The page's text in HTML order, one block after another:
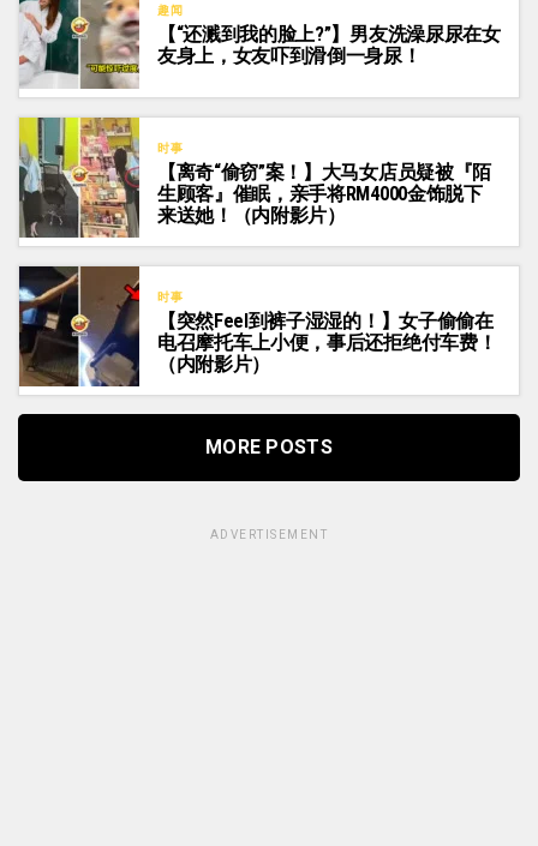
趣闻
【“还溅到我的脸上?”】男友洗澡尿尿在女
友身上，女友吓到滑倒一身尿！
时事
【离奇“偷窃”案！】大马女店员疑被『陌
生顾客』催眠，亲手将RM4000金饰脱下
来送她！（内附影片）
时事
【突然Feel到裤子湿湿的！】女子偷偷在
电召摩托车上小便，事后还拒绝付车费！
（内附影片）
MORE POSTS
ADVERTISEMENT